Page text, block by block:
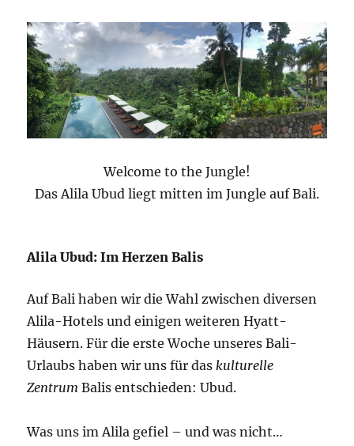
Welcome to the Jungle!
Das Alila Ubud liegt mitten im Jungle auf Bali.
Alila Ubud: Im Herzen Balis
Auf Bali haben wir die Wahl zwischen diversen
Alila-Hotels und einigen weiteren Hyatt-
Häusern. Für die erste Woche unseres Bali-
Urlaubs haben wir uns für das kulturelle
Zentrum Balis entschieden: Ubud.
Was uns im Alila gefiel – und was nicht…